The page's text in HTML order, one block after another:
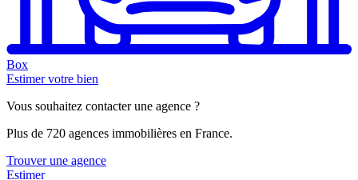
Box
Estimer votre bien
Vous souhaitez contacter une agence ?
Plus de 720 agences immobilières en France.
Trouver une agence
Estimer